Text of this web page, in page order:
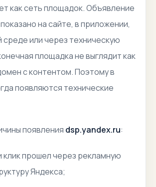
как сеть площадок. Объявление
на сайте, в приложении,
среде или через техническую
площадка не выглядит как
с контентом. Поэтому в
появляются технические
появления dsp.yandex.ru:
клик прошел через рекламную
Яндекса;